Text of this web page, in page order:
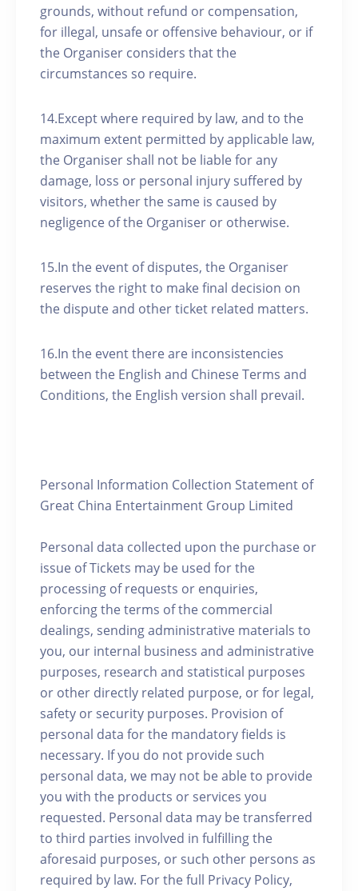
grounds, without refund or compensation,
for illegal, unsafe or offensive behaviour, or if
the Organiser considers that the
circumstances so require.
14.Except where required by law, and to the
maximum extent permitted by applicable law,
the Organiser shall not be liable for any
damage, loss or personal injury suffered by
visitors, whether the same is caused by
negligence of the Organiser or otherwise.
15.In the event of disputes, the Organiser
reserves the right to make final decision on
the dispute and other ticket related matters.
16.In the event there are inconsistencies
between the English and Chinese Terms and
Conditions, the English version shall prevail.
Personal Information Collection Statement of
Great China Entertainment Group Limited
Personal data collected upon the purchase or
issue of Tickets may be used for the
processing of requests or enquiries,
enforcing the terms of the commercial
dealings, sending administrative materials to
you, our internal business and administrative
purposes, research and statistical purposes
or other directly related purpose, or for legal,
safety or security purposes. Provision of
personal data for the mandatory fields is
necessary. If you do not provide such
personal data, we may not be able to provide
you with the products or services you
requested. Personal data may be transferred
to third parties involved in fulfilling the
aforesaid purposes, or such other persons as
required by law. For the full Privacy Policy,